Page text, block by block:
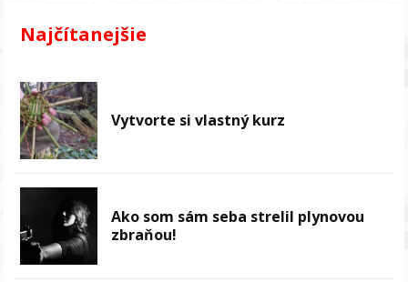
Najčítanejšie
Vytvorte si vlastný kurz
Ako som sám seba strelil plynovou
zbraňou!